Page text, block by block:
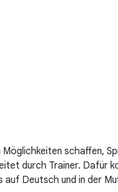
schaffen,
durch Trainer. Dafür
auf Deutsch und in der